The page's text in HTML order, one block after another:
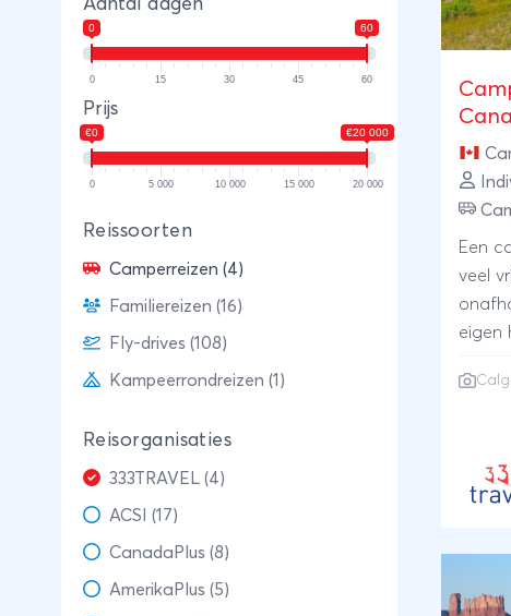
Aantal dagen
0 60
0 15 30 45 60
Prijs
€0 €20 000
0 5 000 10 000 15 000 20 000
Reissoorten
Camperreizen (4)
Familiereizen (16)
Fly-drives (108)
Kampeerrondreizen (1)
Reisorganisaties
333TRAVEL (4)
ACSI (17)
CanadaPlus (8)
AmerikaPlus (5)
Een
veel
eigen